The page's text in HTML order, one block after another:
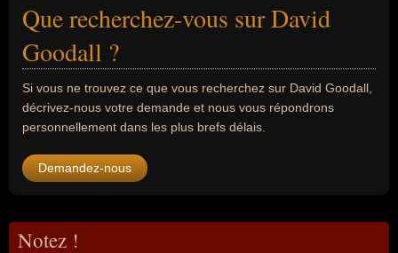
Que recherchez-vous sur David
Goodall ?
Si vous ne trouvez ce que vous recherchez sur David Goodall,
décrivez-nous votre demande et nous vous répondrons
personnellement dans les plus brefs délais.
Demandez-nous
Notez !